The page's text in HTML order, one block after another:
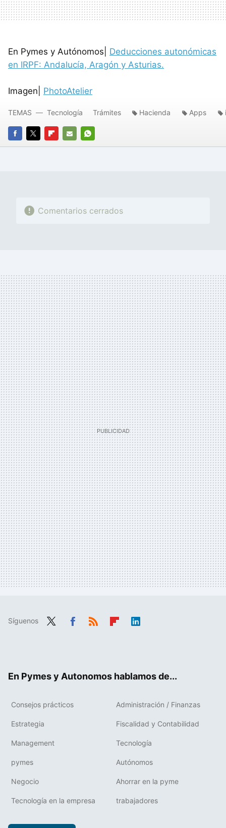
En Pymes y Autónomos| Deducciones autonómicas
en IRPF: Andalucía, Aragón y Asturias.
Imagen| PhotoAtelier
FACEBOOK
TWITTERFLIPBOARD
E-
WHATSAPP
TEMAS Tecnología Trámites Hacienda Apps
Comentarios cerrados
Síguenos
En Pymes y Autonomos hablamos de...
Consejos prácticos Administración / Finanzas
Estrategia Fiscalidad y Contabilidad
Management Tecnología
pymes Autónomos
Negocio Ahorrar en la pyme
Tecnología en la empresa trabajadores